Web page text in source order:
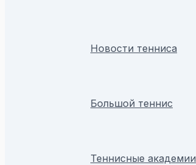
Новости тенниса
Большой теннис
Теннисные академии